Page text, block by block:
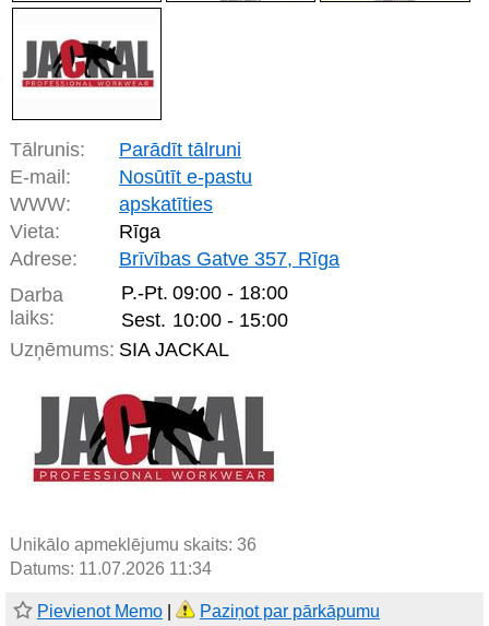
Tālrunis:
Parādīt tālruni
E-mail:
Nosūtīt e-pastu
WWW:
apskatīties
Vieta:
Rīga
Adrese:
Brīvības Gatve 357, Rīga
Darba
laiks:
P.-Pt. 09:00 - 18:00
Sest. 10:00 - 15:00
Uzņēmums: SIA JACKAL
Unikālo apmeklējumu skaits: 36
Datums: 11.07.2026 11:34
Pievienot Memo Paziņot par pārkāpumu